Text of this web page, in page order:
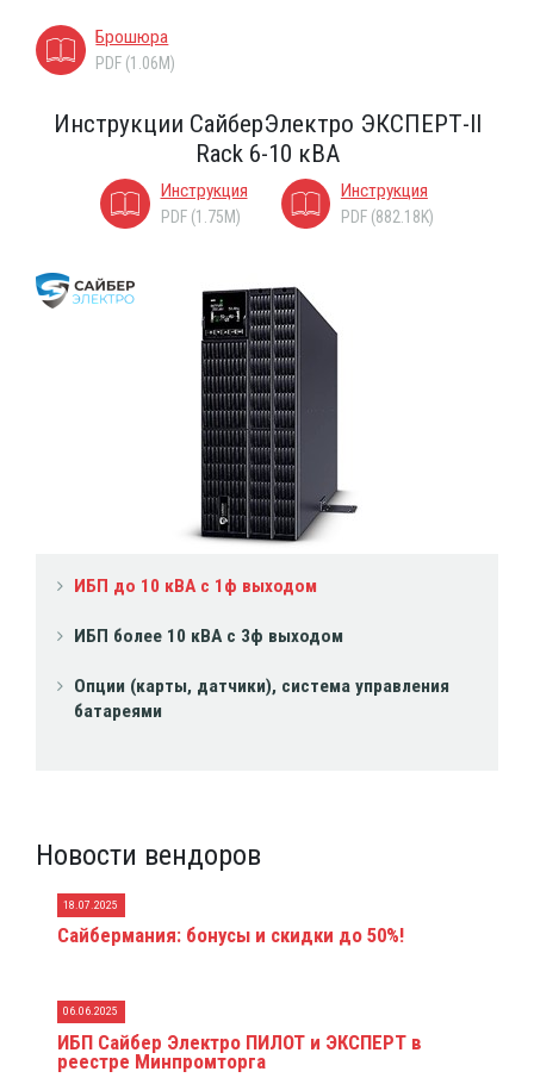
ИБП до 10 кВА с 1ф выходом
ИБП более 10 кВА с 3ф выходом
Опции (карты, датчики), система управления
батареями
Новости вендоров
18.07.2025
Сайбермания: бонусы и скидки до 50%!
06.06.2025
ИБП Сайбер Электро ПИЛОТ и ЭКСПЕРТ в
реестре Минпромторга
Брошюра
PDF (1.06M)
Инструкции СайберЭлектро ЭКСПЕРТ-II
Rack 6-10 кВА
Инструкция
PDF (1.75M)
Инструкция
PDF (882.18K)